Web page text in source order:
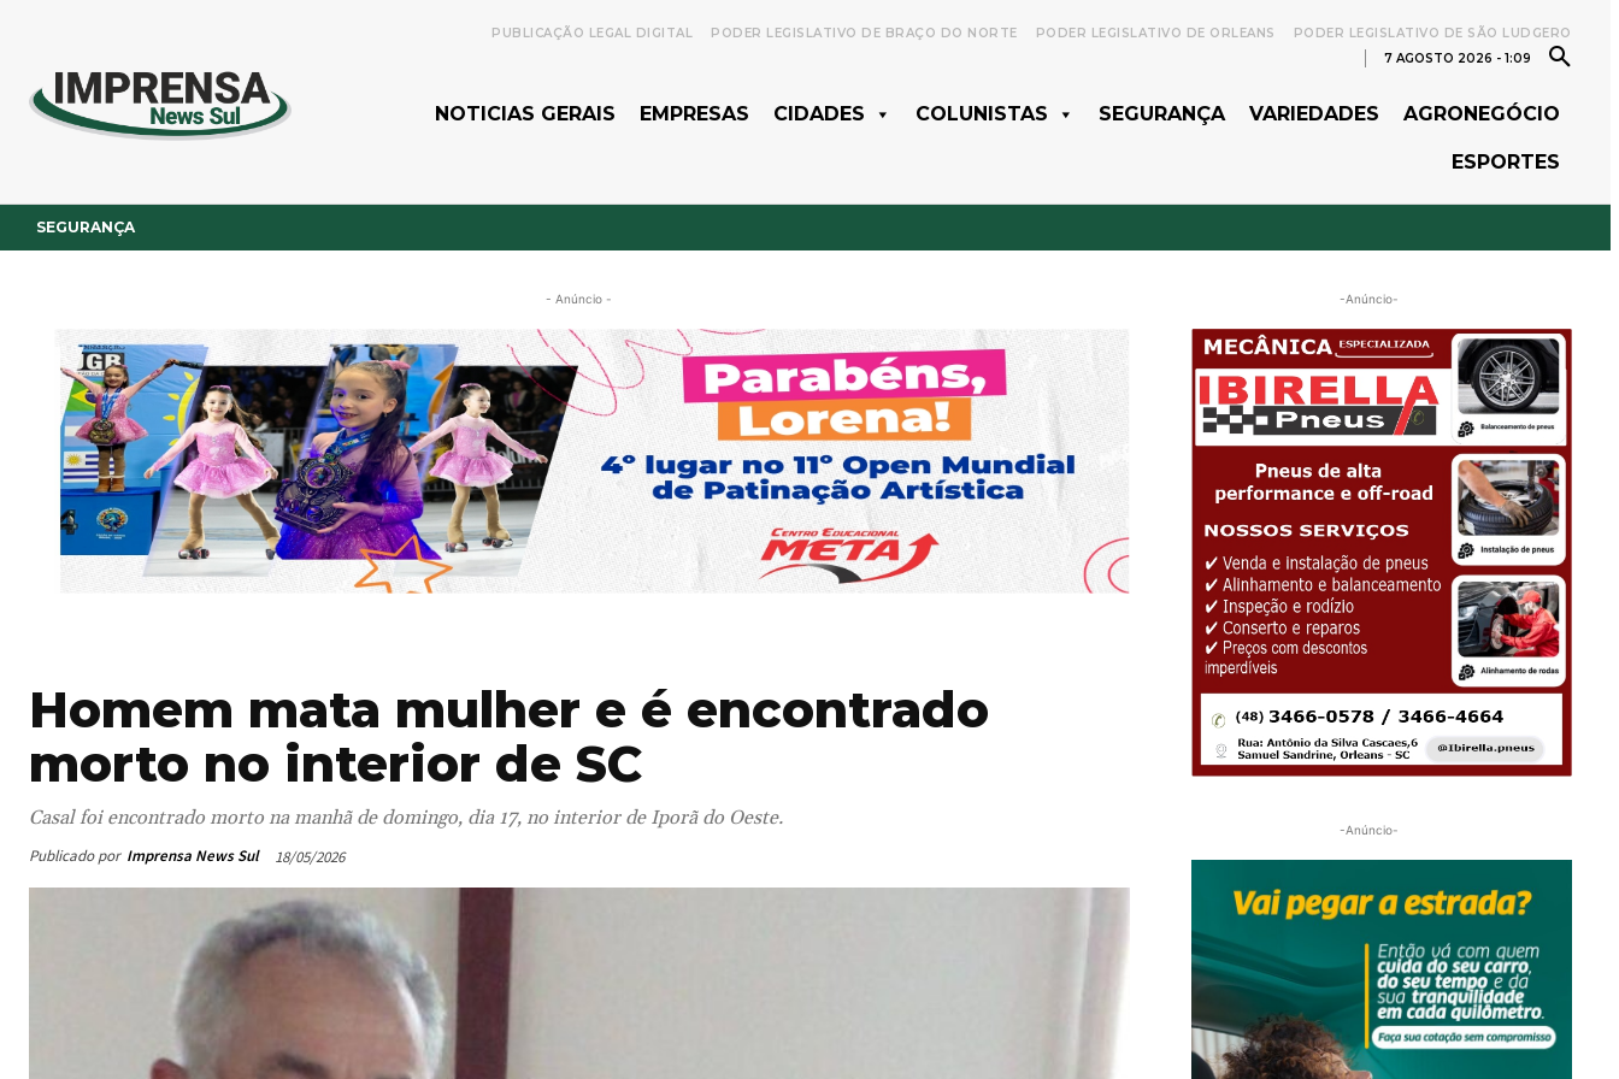
PUBLICAÇÃO LEGAL DIGITAL PODER LEGISLATIVO DE BRAÇO DO NORTE PODER LEGISLATIVO DE ORLEANS
PODER LEGISLATIVO DE SÃO LUDGERO
7 AGOSTO 2026 - 1:09
NOTICIAS GERAIS EMPRESAS CIDADES COLUNISTAS SEGURANÇA VARIEDADES AGRONEGÓCIO
ESPORTES
SEGURANÇA
- Anúncio -
Homem mata mulher e é encontrado
morto no interior de SC
Casal foi encontrado morto na manhã de domingo, dia 17, no interior de Iporã do Oeste.
Publicado por Imprensa News Sul 18/05/2026
-Anúncio-
-Anúncio-